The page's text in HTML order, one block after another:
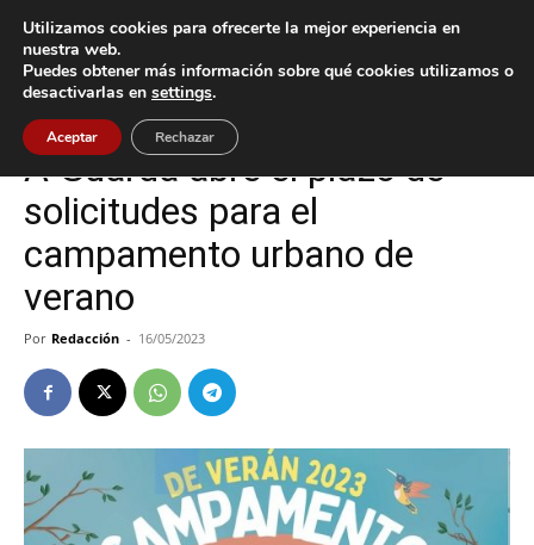
Inicio A Guarda
A Guarda Cultura / Ocio
A Guarda abre el plazo de
solicitudes para el
campamento urbano de
verano
Por Redacción - 16/05/2023
Utilizamos cookies para ofrecerte la mejor experiencia en
nuestra web.
Puedes obtener más información sobre qué cookies utilizamos o
desactivarlas en settings.
Aceptar Rechazar